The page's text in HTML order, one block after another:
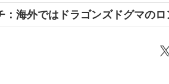
：海外ではドラゴンズドグマの